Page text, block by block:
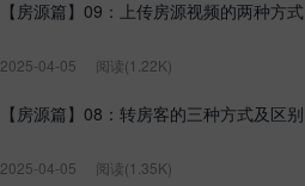
【房源篇】09：上传房源视频的两种方式
2025-04-05 阅读(1.22K)
【房源篇】08：转房客的三种方式及区别
2025-04-05 阅读(1.35K)